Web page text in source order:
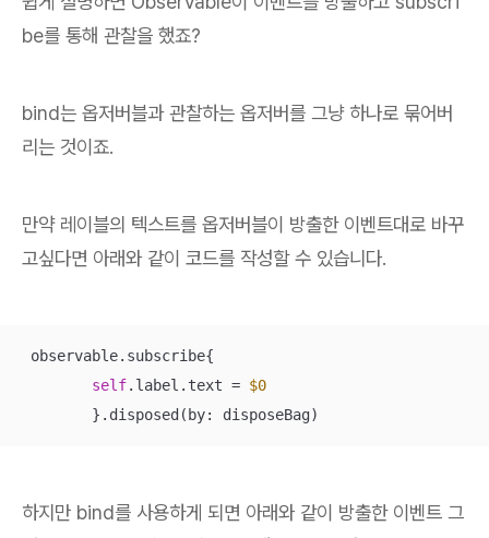
be를 통해 관찰을 했죠?
bind는 옵저버블과 관찰하는 옵저버를 그냥 하나로 묶어버
리는 것이죠.
만약 레이블의 텍스트를 옵저버블이 방출한 이벤트대로 바꾸
고싶다면 아래와 같이 코드를 작성할 수 있습니다.
observable.subscribe{
self.label.text = $0
하지만 bind를 사용하게 되면 아래와 같이 방출한 이벤트 그